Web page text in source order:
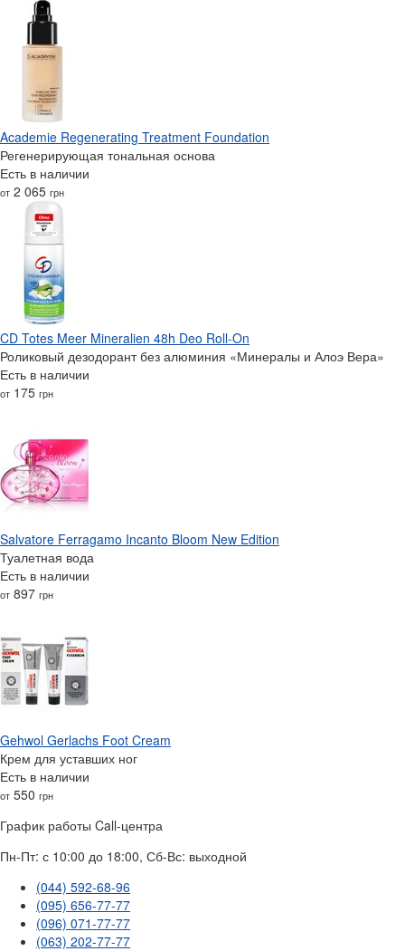
Academie Regenerating Treatment Foundation
Регенерирующая тональная основа
Есть в наличии
от 2 065 грн
CD Totes Meer Mineralien 48h Deo Roll-On
Роликовый дезодорант без алюминия «Минералы и Алоэ Вера»
Есть в наличии
от 175 грн
Salvatore Ferragamo Incanto Bloom New Edition
Туалетная вода
Есть в наличии
от 897 грн
Gehwol Gerlachs Foot Cream
Крем для уставших ног
Есть в наличии
от 550 грн
График работы Call-центра
Пн-Пт: с 10:00 до 18:00, Сб-Вс: выходной
(044) 592-68-96
(095) 656-77-77
(096) 071-77-77
(063) 202-77-77